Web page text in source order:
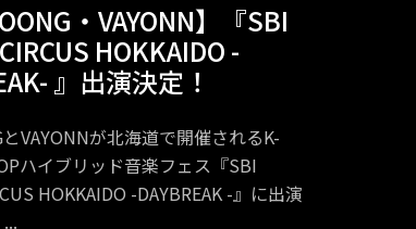
・VAYONN】『SBI
HOKKAIDO -
』出演決定！
VAYONNが北海道で開催されるK-
ハイブリッド音楽フェス『SBI
HOKKAIDO -DAYBREAK -』に出演